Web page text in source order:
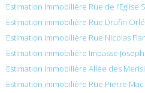
Estimation immobilière Rue de l’Église
Estimation immobilière Rue Drufin
Estimation immobilière Rue Nicolas
Estimation immobilière Impasse
Estimation immobilière Allée des
Estimation immobilière Rue Pierre